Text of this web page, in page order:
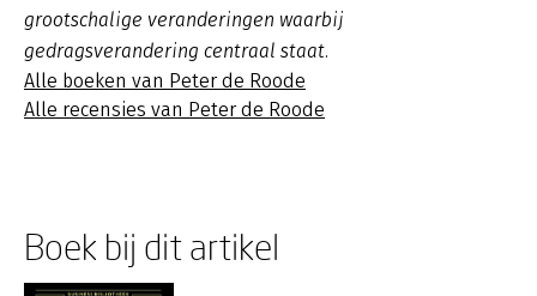
grootschalige veranderingen waarbij
gedragsverandering centraal staat.
Alle boeken van Peter de Roode
Alle recensies van Peter de Roode
Boek bij dit artikel